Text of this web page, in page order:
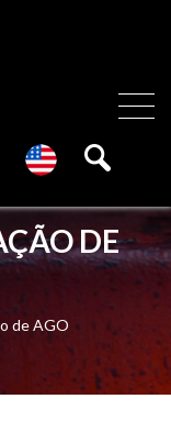
DE
de AGO